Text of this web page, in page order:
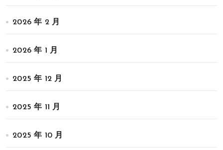
2026 年 2 月
2026 年 1 月
2025 年 12 月
2025 年 11 月
2025 年 10 月